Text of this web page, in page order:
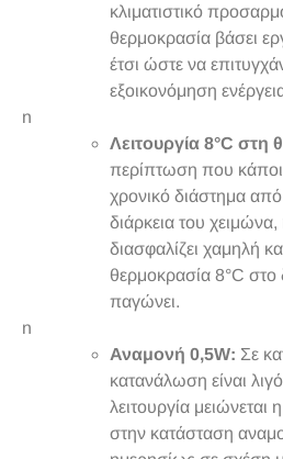
κλιματιστικό
θερμοκρασία βάσει
έτσι ώστε να
εξοικονόμηση
n
Λειτουργία 8°C στη
περίπτωση που
χρονικό διάστημα από
διάρκεια του χειμώνα,
διασφαλίζει χαμηλή
θερμοκρασία 8°C
παγώνει.
n
Αναμονή 0,5W: Σε
κατανάλωση είναι
λειτουργία
στην κατάσταση